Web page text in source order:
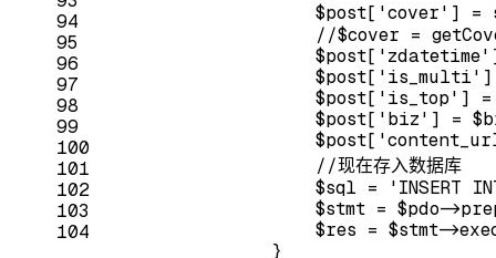
94
95
96
97
98
99
100
101
102
103
104
                    $post[
'cover' ] =
//$cover =
                    $post[
'zdatetime'
                    $post[
'is_multi' ]
                    $post[
'is_top' ]
                    $post[
'biz' ] =
                    $post[
//现在存入数据库
                    $sql =
'INSERT
$stmt = $pdo-
$res = $stmt-
                }